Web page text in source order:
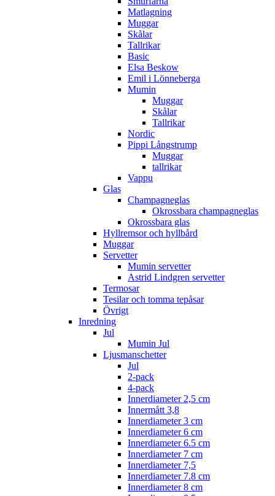
Matlagning
Muggar
Skålar
Tallrikar
Basic
Elsa Beskow
Emil i Lönneberga
Mumin
Muggar
Skålar
Tallrikar
Nordic
Pippi Långstrump
Muggar
tallrikar
Vappu
Glas
Champagneglas
Okrossbara champagneglas
Okrossbara glas
Hyllremsor och hyllbård
Muggar
Servetter
Mumin servetter
Astrid Lindgren servetter
Termosar
Tesilar och tomma tepåsar
Övrigt
Inredning
Jul
Mumin Jul
Ljusmanschetter
Jul
2-pack
4-pack
Innerdiameter 2,5 cm
Innermått 3,8
Innerdiameter 3 cm
Innerdiameter 6 cm
Innerdiameter 6.5 cm
Innerdiameter 7 cm
Innerdiameter 7,5
Innerdiameter 7.8 cm
Innerdiameter 8 cm